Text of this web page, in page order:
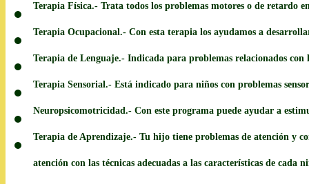
Terapia Física.- Trata todos los problemas motores o de retardo
Terapia Ocupacional.- Con esta terapia los ayudamos a
Terapia de Lenguaje.- Indicada para problemas relacionados
Terapia Sensorial.- Está indicado para niños con problemas
Neuropsicomotricidad.- Con este programa puede ayudar a
Terapia de Aprendizaje.- Tu hijo tiene problemas de atención
atención con las técnicas adecuadas a las características de cada